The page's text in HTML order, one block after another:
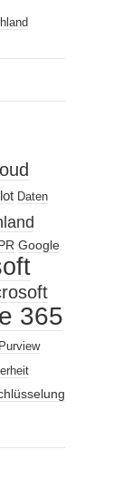
Daten
Google
365
Purview